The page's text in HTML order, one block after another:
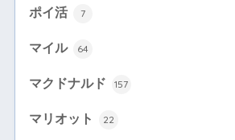
ポイ活 7
マイル 64
マクドナルド 157
マリオット 22